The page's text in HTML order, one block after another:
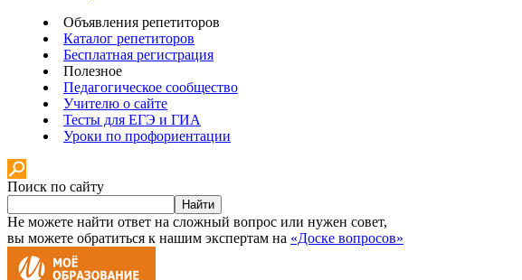
Объявления репетиторов
Каталог репетиторов
Бесплатная регистрация
Полезное
Педагогическое сообщество
Учителю о сайте
Тесты для ЕГЭ и ГИА
Уроки по профориентации
Поиск по сайту
Найти
Не можете найти ответ на сложный вопрос или нужен совет,
вы можете обратиться к нашим экспертам на «Доске вопросов»